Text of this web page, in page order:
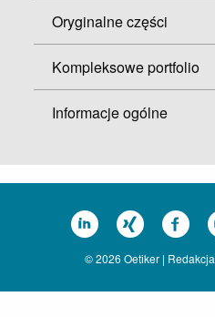
Oryginalne części
Kompleksowe portfolio
Informacje ogólne
© 2026 Oetiker | Redakcja